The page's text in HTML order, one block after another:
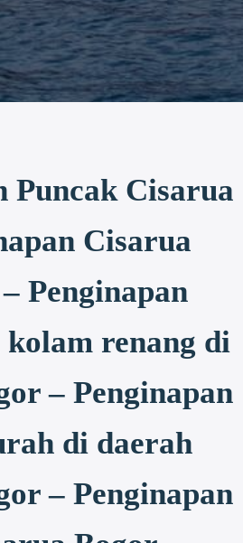
Puncak Cisarua
Cisarua
Penginapan
renang di
– Penginapan
di daerah
– Penginapan